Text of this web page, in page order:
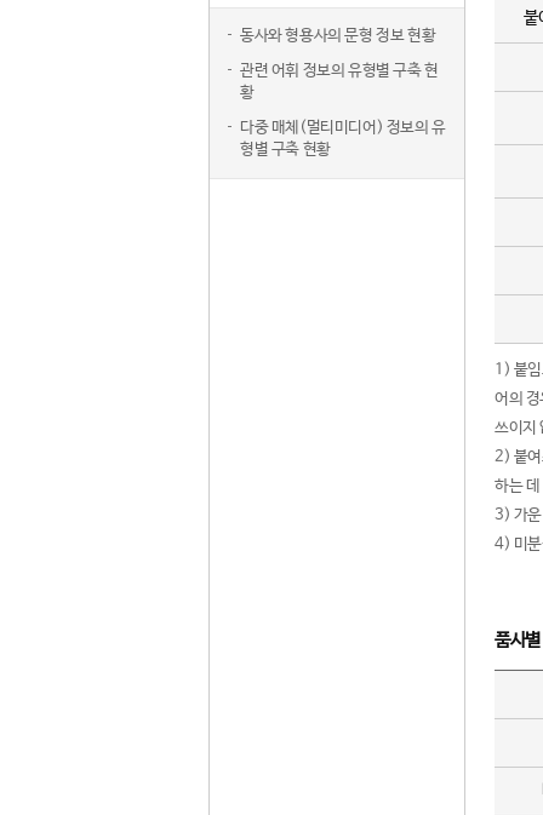
동사와 형용사의 문형 정보 현황
관련 어휘 정보의 유형별 구축 현
황
다중 매체(멀티미디어) 정보의 유
형별 구축 현황
붙
1) 붙
어의
쓰이지
2) 붙여
하는
3) 가운
4) 미분
품사